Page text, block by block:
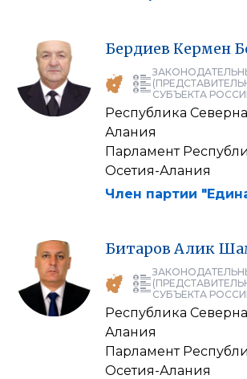
Бердиев Кермен
СУБЪЕКТА
Республика
Алания
Парламент
Осетия-Алания
Член партии
Битаров Алик
СУБЪЕКТА
Республика
Алания
Парламент
Осетия-Алания